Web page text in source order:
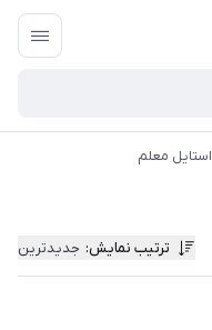
استایل معلم
ترتیب نمایش: جدیدترین